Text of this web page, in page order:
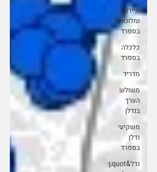
תיירות
ומלונאות
בספרד
כלכלה
בספרד
מדריד
משולש
הערך
בנדלן
משקיעי
נדלן
בספרד
נדל&quot;ן